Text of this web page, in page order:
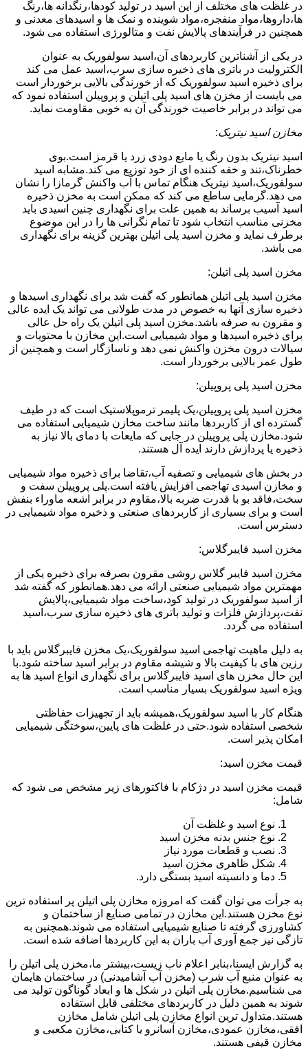
در غلظت های مختلف از این اسید در تولید کودها،رنگدانه ها،رنگ
ها،داروها،مواد منفجره،مواد شوینده و نمک ها و اسیدهای معدنی و
همچنین در فرآیندهای پالایش نفت و متالورژی استفاده می شود.
در یکی از آشناترین کاربردهای آن،اسید سولفوریک به عنوان
الکترولیت در باتری های ذخیره سازی سرب،اسید عمل می کند
برای ذخیره اسید سولفوریک که از خورندگی بالایی برخوردار است
می بایست از مخزن های اسید پلی اتیلن و پروپیلن استفاده نمود که
می تواند در برابر خاصیت خورندگی آن به خوبی مقاومت نماید.
مخازن اسید نیتریک:
اسید نیتریک بدون رنگ یا مایع دودی زرد یا قرمز است.بوی
خطرناک،تند و خفه کننده ای از خود توزیع می کند.مشابه اسید
سولفوریک،اسید نیتریک هنگام تماس با آب واکنش گرمازا را نشان
می دهد.گرمایی ساطع می کند که ممکن است به مخزن ذخیره
اسید آسیب برساند به همین علت برای نگهداری چنین اسیدی باید
مخزنی مناسب انتخاب شود تا تمام نگرانی ها را در این موضوع
برطرف نماید و مخزن اسید پلی اتیلن بهترین گزینه برای نگهداری
می باشد.
مخزن اسید پلی اتیلن:
مخزن اسید پلی اتیلن همانطور که گفت شد برای نگهداری اسیدها و
ذخیره سازی آنها به خصوص در مدت طولانی می تواند یک ایده عالی
و مقرون به صرفه باشد.مخزن اسید پلی اتیلن یک راه حل عالی
برای ذخیره اسیدها و مواد شیمیایی است.این مخازن با محتویات و
سیالات درون مخزن واکنش نمی دهد و ناسازگار است و همچنین از
طول عمر بالایی برخوردار است.
مخزن اسید پلی پروپیلن:
مخزن اسید پلی پروپیلن،یک پلیمر ترموپلاستیک است که در طیف
گسترده ای از کاربردها مانند ساخت مخازن شیمیایی استفاده می
شود.مخازن پلی پروپیلن در جایی که مایعات با دمای بالا نیاز به
ذخیره یا پردازش دارند ایده آل هستند.
در بخش های شیمیایی و تصفیه آب،تقاضا برای ذخیره مواد شیمیایی
و مخازن اسیدی تهاجمی افزایش یافته است.پلی پروپیلن سفت و
سخت،فاقد بو با قدرت ضربه بالا،مقاوم در برابر اشعه ماوراء بنفش
است و برای بسیاری از کاربردهای صنعتی و ذخیره مواد شیمیایی در
دسترس است.
مخزن اسید فایبرگلاس:
مخزن اسید فایبر گلاس روشی مقرون بصرفه برای ذخیره یکی از
مهمترین مواد شیمیایی صنعتی ارائه می دهد.همانطور که گفته شد
از اسید سولفوریک در تولید کود،ساخت مواد شیمیایی،پالایش
نفت،پردازش فلزات و تولید باتری های ذخیره سازی سرب،اسید
استفاده می گردد.
به دلیل ماهیت تهاجمی اسید سولفوریک،یک مخزن فایبرگلاس باید با
رزین های با کیفیت بالا و شیشه مقاوم در برابر اسید ساخته شود.با
این حال مخزن های اسید فایبرگلاس برای نگهداری انواع اسید ها به
ویژه اسید سولفوریک بسیار مناسب است.
هنگام کار با اسید سولفوریک،همیشه باید از تجهیزات حفاظتی
شخصی استفاده شود.حتی در غلظت های پایین،سوختگی شیمیایی
امکان پذیر است.
قیمت مخزن اسید:
قیمت مخزن اسید در دژکام با فاکتورهای زیر مشخص می شود که
شامل:
نوع اسید و غلظت آن
نوع جنس بدنه مخزن اسید
نصب و قطعات مورد نیاز
شکل ظاهری مخزن اسید
دما و دانسیته اسید بستگی دارد.
به جرأت می توان گفت که امروزه مخازن پلی اتیلن پر استفاده ترین
نوع مخزن هستند.این مخازن در تمامی صنایع از ساختمان و
کشاورزی گرفته تا صنایع شیمیایی استفاده می شوند.همچنین به
تازگی نیز جمع آوری آب باران به این کاربردها اضافه شده است.
به گزارش ایسنا،بنابر اعلام ناب زیست،بیشتر ما،مخزن پلی اتیلن را
به عنوان منبع آب شرب (مخزن آب آشامیدنی) در ساختمان هایمان
می شناسیم.مخازن پلی اتیلن در شکل ها و ابعاد گوناگون تولید می
شوند به همین دلیل در کاربردهای مختلفی قابل استفاده
هستند.متداول ترین انواع مخازن پلی اتیلن شامل مخازن
افقی،مخازن عمودی،مخازن آسانرو یا کتابی،مخازن مکعبی و
مخازن قیفی هستند.